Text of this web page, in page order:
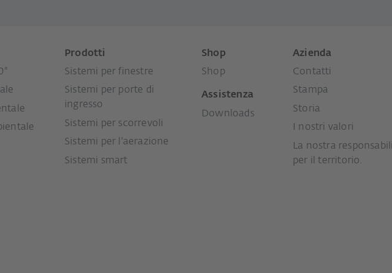
Prodotti
Sistemi per finestre
Sistemi per porte di
ingresso
Sistemi per scorrevoli
Sistemi per l'aerazione
Sistemi smart
Shop
Shop
Assistenza
Downloads
Azienda
Contatti
Stampa
Storia
I nostri valori
La nostra
per il territorio.